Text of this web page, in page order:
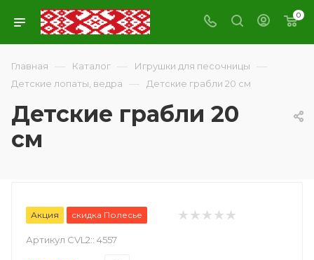
0
Главная — Каталог — Игрушки для песочницы —
Детские лопаты, ведра — Детские грабли 20 см
Детские грабли 20
см
Акция скидка Полесье
Артикул CVL2:: 4557